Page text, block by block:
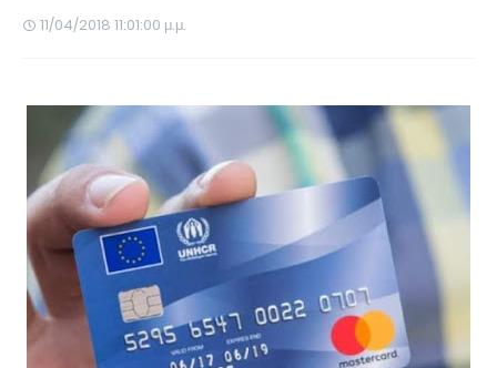
11/04/2018 11:01:00 μ.μ.